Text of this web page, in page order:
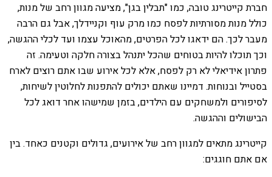
חברת קייטרינג טובה, כמו "תבלין בגן", מציעה מגוון רחב של מנות,
כולל מנות מסורתיות לפסח כמו מרק עוף וקניידלך, אבל גם הרבה
מעבר לכך. הם ידאגו לכל הפרטים, מהאוכל עצמו ועד לכלי ההגשה,
וכך תוכלו להיות בטוחים שהכל יתנהל בצורה חלקה וטעימה. זה
פתרון אידיאלי לא רק לפסח, אלא לכל אירוע שבו אתם רוצים לארח
בסטייל ובנוחות. דמיינו שאתם יכולים להתפנות לחלוטין לשיחות,
לסיפורים ולמשחקים עם הילדים, בזמן שמישהו אחר דואג לכל
הבישולים וההגשה.
קייטרינג מתאים למגוון רחב של אירועים, גדולים וקטנים כאחד. בין
אם אתם חוגגים: